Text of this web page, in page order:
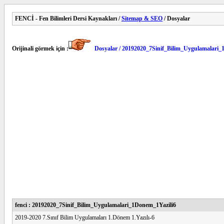
FENCİ - Fen Bilimleri Dersi Kaynakları /Sitemap & SEO / Dosyalar
Orijinali görmek için : Dosyalar /
fenci : 20192020_7Sinif_Bilim_Uygulamalari_1Donem_1Yazili6
2019-2020 7.Sınıf Bilim Uygulamaları 1.Dönem 1.Yazılı-6